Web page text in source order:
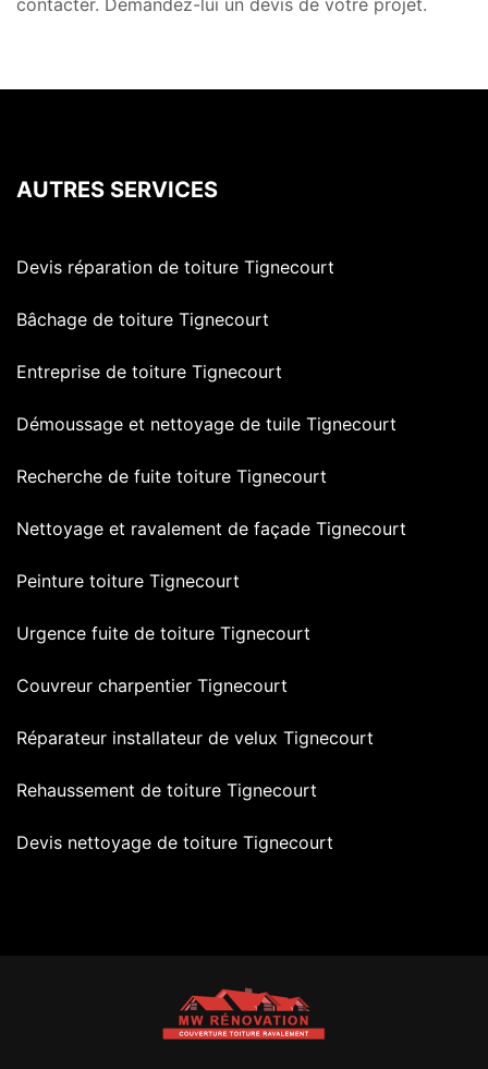
contacter. Demandez-lui un devis de votre projet.
AUTRES SERVICES
Devis réparation de toiture Tignecourt
Bâchage de toiture Tignecourt
Entreprise de toiture Tignecourt
Démoussage et nettoyage de tuile Tignecourt
Recherche de fuite toiture Tignecourt
Nettoyage et ravalement de façade Tignecourt
Peinture toiture Tignecourt
Urgence fuite de toiture Tignecourt
Couvreur charpentier Tignecourt
Réparateur installateur de velux Tignecourt
Rehaussement de toiture Tignecourt
Devis nettoyage de toiture Tignecourt